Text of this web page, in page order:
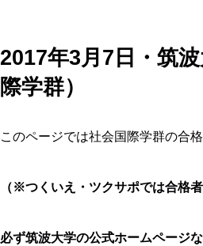
2017年3月7日・筑
際学群）
このページでは社会国際学群の合
（※つくいえ・ツクサポでは合格
必ず筑波大学の公式ホームページ